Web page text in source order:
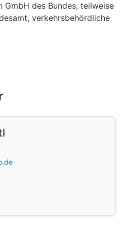
des Bundes, teilweise
verkehrsbehördliche